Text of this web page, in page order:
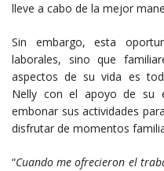
lleve a cabo de la mejor
Sin embargo, esta
laborales, sino que
aspectos de su vida es
Nelly con el apoyo de su
embonar sus actividades
disfrutar de momentos
“Cuando me ofrecieron el